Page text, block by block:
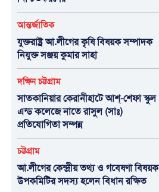
আন্তর্জাতিক
যুক্তরাষ্ট্র আ.লীগের কৃষি বিষয়ক সম্পাদক
নিযুক্ত সঞ্জয় কুমার সাহা
দক্ষিন চট্টগ্রাম
সাতকানিয়ার কেরানীহাটে আশ্-শেফা স্কুল
এন্ড কলেজে নাতে রাসুল (সাঃ)
প্রতিযোগিতা সম্পন্ন
চট্টগ্রাম
আ.লীগের কেন্দ্রীয় তথ্য ও গবেষণা বিষয়ক
উপকমিটির সদস্য হলেন বিধান রক্ষিত